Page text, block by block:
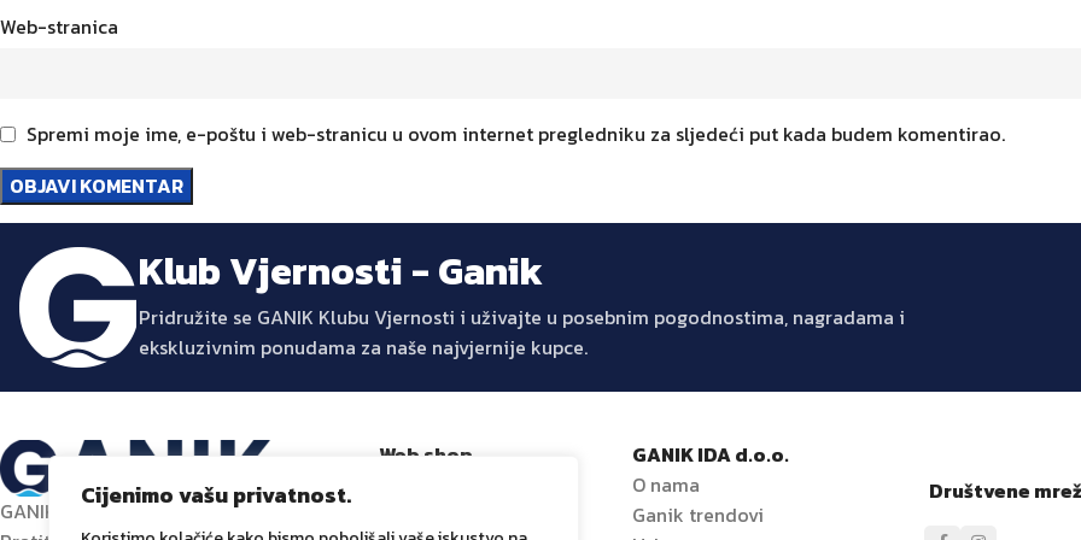
Cijenimo vašu privatnost.
Web-stranica
Spremi moje ime, e-poštu i web-stranicu u ovom internet pregledniku za sljedeći put kada budem komentirao.
Klub Vjernosti - Ganik
Pridružite se GANIK Klubu Vjernosti i uživajte u posebnim pogodnostima, nagradama i
ekskluzivnim ponudama za naše najvjernije kupce.
GANIK – Izvor inovacije za vaš dom.
Web shop
GANIK IDA d.o.o.
O nama
Ganik trendovi
Društvene